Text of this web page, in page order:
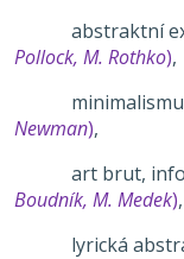
abstraktní
Pollock, M. Rothko),
Newman),
art brut,
Boudník, M. Medek),
lyrická